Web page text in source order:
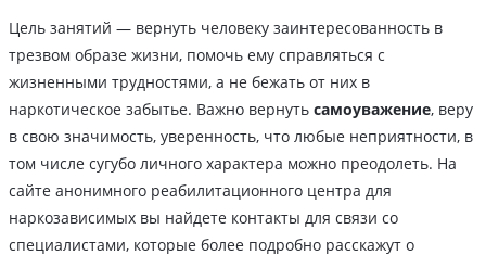
Цель занятий — вернуть человеку заинтересованность в
трезвом образе жизни, помочь ему справляться с
жизненными трудностями, а не бежать от них в
наркотическое забытье. Важно вернуть самоуважение, веру
в свою значимость, уверенность, что любые неприятности, в
том числе сугубо личного характера можно преодолеть. На
сайте анонимного реабилитационного центра для
наркозависимых вы найдете контакты для связи со
специалистами, которые более подробно расскажут о